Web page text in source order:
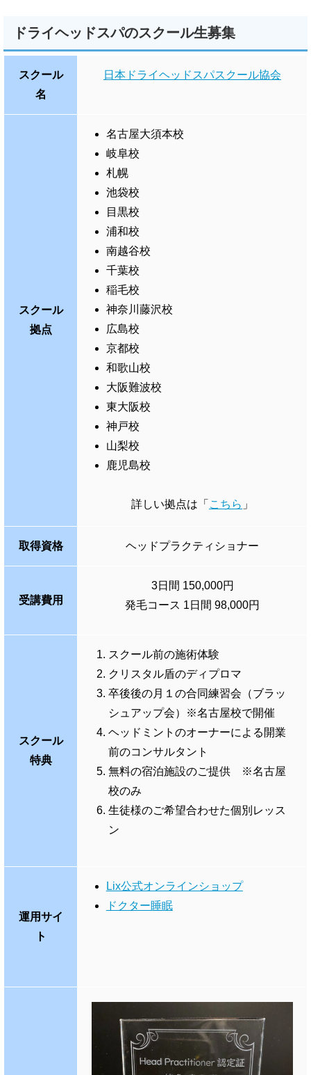
ドライヘッドスパのスクール生募集
スクール
名
日本ドライヘッドスパスクール協会
スクール
拠点
名古屋大須本校
岐阜校
札幌
池袋校
目黒校
浦和校
南越谷校
千葉校
稲毛校
神奈川藤沢校
広島校
京都校
和歌山校
大阪難波校
東大阪校
神戸校
山梨校
鹿児島校
詳しい拠点は「 こちら 」
取得資格 ヘッドプラクティショナー
受講費用
3日間 150,000円
発毛コース 1日間 98,000円
スクール
特典
スクール前の施術体験
クリスタル盾のディプロマ
卒後後の月１の合同練習会（ブラッ
シュアップ会）※名古屋校で開催
ヘッドミントのオーナーによる開業
前のコンサルタント
無料の宿泊施設のご提供 ※名古屋
校のみ
生徒様のご希望合わせた個別レッス
ン
運用サイ
ト
Lix公式オンラインショップ
ドクター睡眠